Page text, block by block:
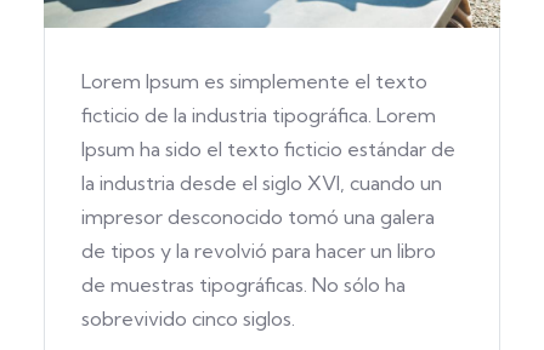
Lorem Ipsum es simplemente el texto
ficticio de la industria tipográfica. Lorem
Ipsum ha sido el texto ficticio estándar de
la industria desde el siglo XVI, cuando un
impresor desconocido tomó una galera
de tipos y la revolvió para hacer un libro
de muestras tipográficas. No sólo ha
sobrevivido cinco siglos.